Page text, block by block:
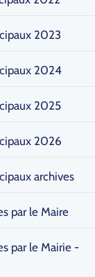
2023
2024
2025
2026
archives
par le Maire
par le Mairie -